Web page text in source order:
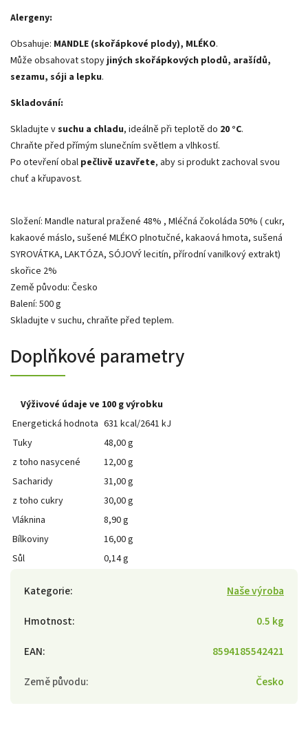
Alergeny:
Obsahuje: MANDLE (skořápkové plody), MLÉKO.
Může obsahovat stopy jiných skořápkových plodů, arašídů,
sezamu, sóji a lepku.
Skladování:
Skladujte vsuchu a chladu, ideálně při teplotě do 20 °C.
Chraňte před přímým slunečním světlem a vlhkostí.
Po otevření obal pečlivě uzavřete, aby si produkt zachoval svou
chuť a křupavost.
Složení: Mandle natural pražené 48% , Mléčná čokoláda 50% ( cukr,
kakaové máslo, sušené MLÉKO plnotučné, kakaová hmota, sušená
SYROVÁTKA, LAKTÓZA, SÓJOVÝ lecitín, přírodní vanilkový extrakt)
skořice 2%
Země původu: Česko
Balení: 500 g
Skladujte v suchu, chraňte před teplem.
Doplňkové parametry
Výživové údaje ve 100 g výrobku
Energetická hodnota 631 kcal/2641 kJ
Tuky
48,00 g
z toho nasycené
12,00 g
Sacharidy
31,00 g
z toho cukry
30,00 g
Vláknina
8,90 g
Bílkoviny
16,00 g
Sůl
0,14 g
Kategorie:
Naše výroba
Hmotnost:
0.5 kg
EAN:
8594185542421
Země původu: Česko